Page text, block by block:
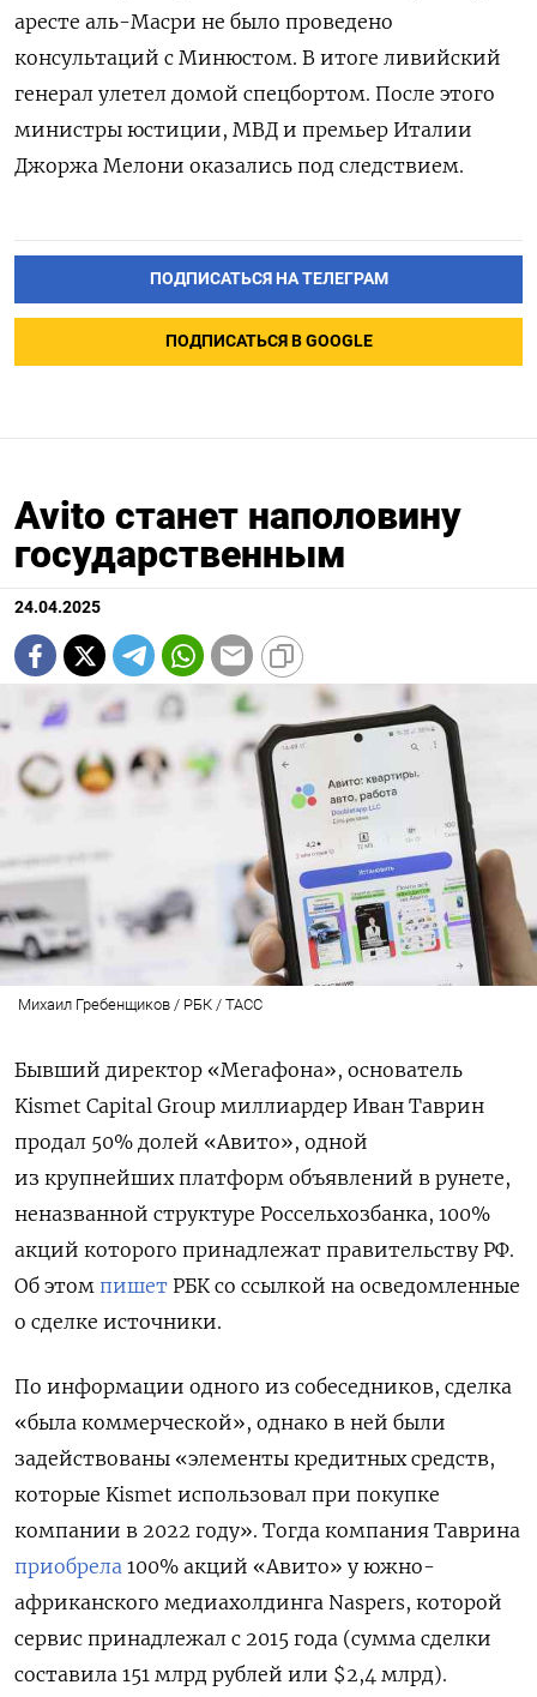
аресте аль-Масри не было проведено
консультаций с Минюстом. В итоге ливийский
генерал улетел домой спецбортом. После этого
министры юстиции, МВД и премьер Италии
Джоржа Мелони оказались под следствием.
ПОДПИСАТЬСЯ НА ТЕЛЕГРАМ
ПОДПИСАТЬСЯ В GOOGLE
Avito станет наполовину
государственным
24.04.2025
Михаил Гребенщиков / РБК / ТАСС
Бывший директор «Мегафона», основатель
Kismet Capital Group миллиардер Иван Таврин
продал 50% долей «Авито», одной
из крупнейших платформ объявлений в рунете,
неназванной структуре Россельхозбанка, 100%
акций которого принадлежат правительству РФ.
Об этом пишет РБК со ссылкой на осведомленные
о сделке источники.
По информации одного из собеседников, сделка
«была коммерческой», однако в ней были
задействованы «элементы кредитных средств,
которые Kismet использовал при покупке
компании в 2022 году». Тогда компания Таврина
приобрела 100% акций «Авито» у южно-
африканского медиахолдинга Naspers, которой
сервис принадлежал с 2015 года (сумма сделки
составила 151 млрд рублей или $2,4 млрд).